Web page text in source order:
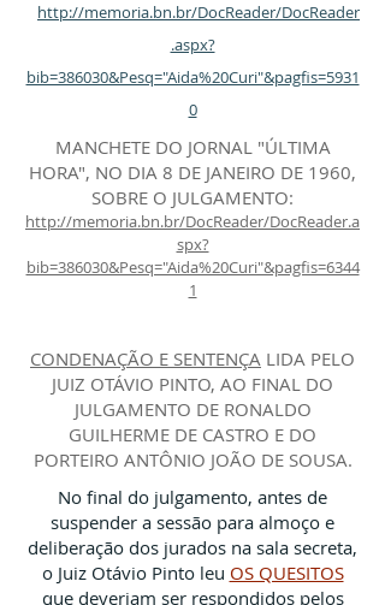
http://memoria.bn.br/DocReader/DocReader
.aspx?
bib=386030&Pesq="Aida%20Curi"&pagfis=5931
0
MANCHETE DO JORNAL "ÚLTIMA
HORA", NO DIA 8 DE JANEIRO DE 1960,
SOBRE O JULGAMENTO:
http://memoria.bn.br/DocReader/DocReader.a
spx?
bib=386030&Pesq="Aida%20Curi"&pagfis=6344
1
CONDENAÇÃO E SENTENÇA LIDA PELO
JUIZ OTÁVIO PINTO, AO FINAL DO
JULGAMENTO DE RONALDO
GUILHERME DE CASTRO E DO
PORTEIRO ANTÔNIO JOÃO DE SOUSA.
No final do julgamento, antes de
suspender a sessão para almoço e
deliberação dos jurados na sala secreta,
o Juiz Otávio Pinto leu OS QUESITOS
que deveriam ser respondidos pelos